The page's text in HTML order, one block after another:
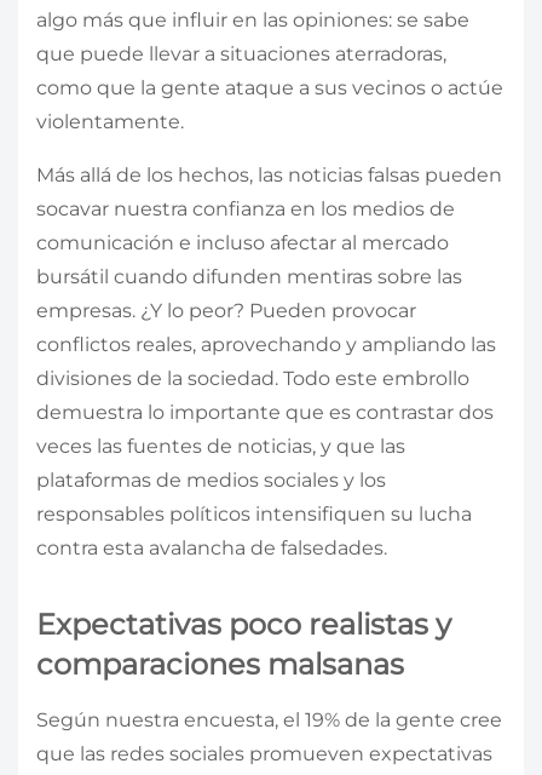
algo más que influir en las opiniones: se sabe
que puede llevar a situaciones aterradoras,
como que la gente ataque a sus vecinos o actúe
violentamente.
Más allá de los hechos, las noticias falsas pueden
socavar nuestra confianza en los medios de
comunicación e incluso afectar al mercado
bursátil cuando difunden mentiras sobre las
empresas. ¿Y lo peor? Pueden provocar
conflictos reales, aprovechando y ampliando las
divisiones de la sociedad. Todo este embrollo
demuestra lo importante que es contrastar dos
veces las fuentes de noticias, y que las
plataformas de medios sociales y los
responsables políticos intensifiquen su lucha
contra esta avalancha de falsedades.
Expectativas poco realistas y
comparaciones malsanas
Según nuestra encuesta, el 19% de la gente cree
que las redes sociales promueven expectativas